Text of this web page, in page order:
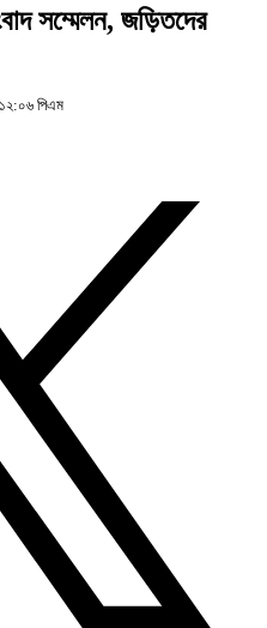
সম্মেলন, জড়িতদের
পিএম